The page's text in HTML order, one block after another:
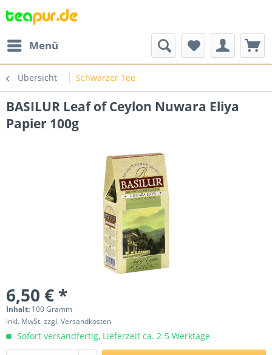
Menü
Übersicht Schwarzer Tee
BASILUR Leaf of Ceylon Nuwara Eliya
Papier 100g
6,50 € *
Inhalt: 100 Gramm
inkl. MwSt.zzgl. Versandkosten
Sofort versandfertig, Lieferzeit ca. 2-5 Werktage